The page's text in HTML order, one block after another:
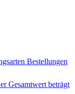
Bestellungen
Gesamtwert beträgt